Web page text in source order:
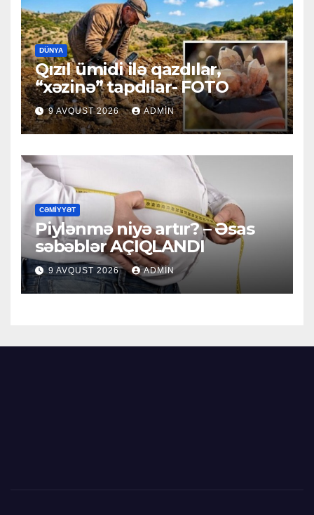
DÜNYA
Qızıl ümidi ilə qazdılar,
“xəzinə” tapdılar- FOTO
9 AVQUST 2026 ADMIN
CƏMIYYƏT
Piylənmə niyə artır? – Əsas
səbəblər AÇIQLANDI
9 AVQUST 2026 ADMIN